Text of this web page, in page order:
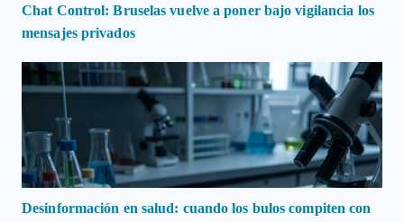
Chat Control: Bruselas vuelve a poner bajo vigilancia los
mensajes privados
Desinformación en salud: cuando los bulos compiten con